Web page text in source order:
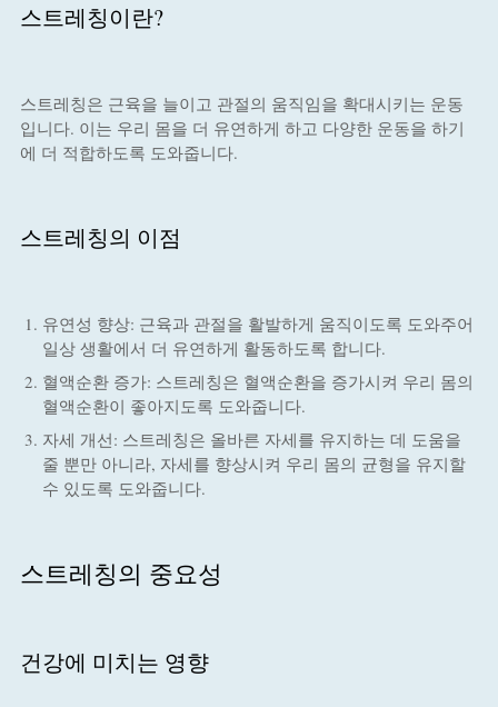
스트레칭이란?
스트레칭은 근육을 늘이고 관절의 움직임을 확대시키는 운동
입니다. 이는 우리 몸을 더 유연하게 하고 다양한 운동을 하기
에 더 적합하도록 도와줍니다.
스트레칭의 이점
유연성 향상: 근육과 관절을 활발하게 움직이도록 도와주어
일상 생활에서 더 유연하게 활동하도록 합니다.
혈액순환 증가: 스트레칭은 혈액순환을 증가시켜 우리 몸의
혈액순환이 좋아지도록 도와줍니다.
자세 개선: 스트레칭은 올바른 자세를 유지하는 데 도움을
줄 뿐만 아니라, 자세를 향상시켜 우리 몸의 균형을 유지할
수 있도록 도와줍니다.
스트레칭의 중요성
건강에 미치는 영향